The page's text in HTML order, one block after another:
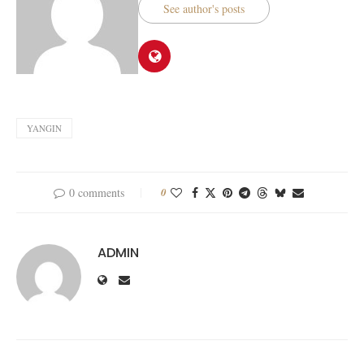
See author's posts
YANGIN
0 comments 0
ADMIN